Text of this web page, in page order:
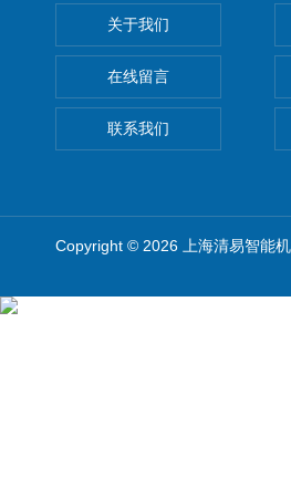
关于我们
在线留言
联系我们
Copyright © 2026 上海清易智能